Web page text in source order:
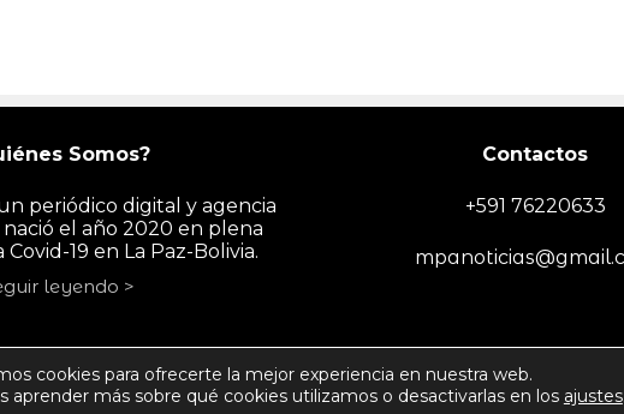
Somos?
periódico digital y agencia
el año 2020 en plena
19 en La Paz-Bolivia.
leyendo >
Contactos
+591 76220633
Todos los derechos reservados - Politica
cookies para ofrecerte la mejor experiencia en nuestra web.
aprender más sobre qué cookies utilizamos o desactivarlas en los ajustes.